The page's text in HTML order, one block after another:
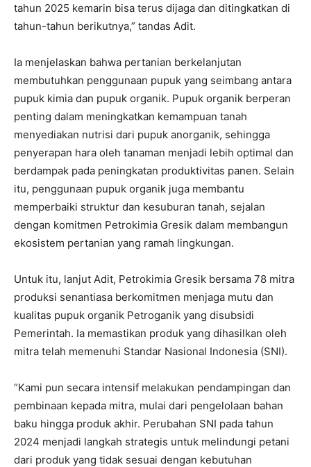
tahun 2025 kemarin bisa terus dijaga dan ditingkatkan di
tahun-tahun berikutnya,” tandas Adit.
Ia menjelaskan bahwa pertanian berkelanjutan
membutuhkan penggunaan pupuk yang seimbang antara
pupuk kimia dan pupuk organik. Pupuk organik berperan
penting dalam meningkatkan kemampuan tanah
menyediakan nutrisi dari pupuk anorganik, sehingga
penyerapan hara oleh tanaman menjadi lebih optimal dan
berdampak pada peningkatan produktivitas panen. Selain
itu, penggunaan pupuk organik juga membantu
memperbaiki struktur dan kesuburan tanah, sejalan
dengan komitmen Petrokimia Gresik dalam membangun
ekosistem pertanian yang ramah lingkungan.
Untuk itu, lanjut Adit, Petrokimia Gresik bersama 78 mitra
produksi senantiasa berkomitmen menjaga mutu dan
kualitas pupuk organik Petroganik yang disubsidi
Pemerintah. Ia memastikan produk yang dihasilkan oleh
mitra telah memenuhi Standar Nasional Indonesia (SNI).
“Kami pun secara intensif melakukan pendampingan dan
pembinaan kepada mitra, mulai dari pengelolaan bahan
baku hingga produk akhir. Perubahan SNI pada tahun
2024 menjadi langkah strategis untuk melindungi petani
dari produk yang tidak sesuai dengan kebutuhan